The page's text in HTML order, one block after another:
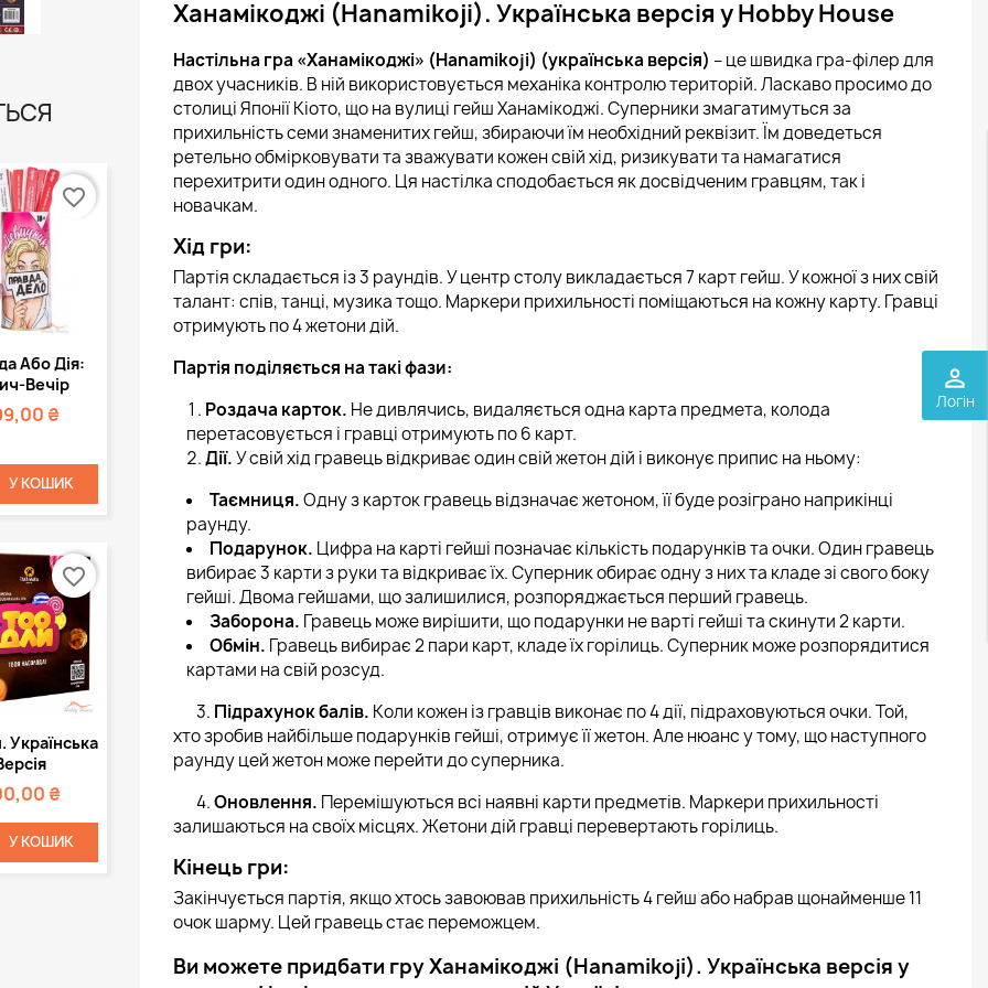
perm_identity
Логін
Або Дія:
Вечір
₴
У КОШИК
favorite_border
Українська
₴
У КОШИК
favorite_border
Ханамікоджі (Hanamikoji). Українська версія у Hobby House
Настільна гра «Ханамікоджі» (Hanamikoji) (українська версія) – це швидка гра-філер для
двох учасників. В ній використовується механіка контролю територій. Ласкаво просимо до
столиці Японії Кіото, що на вулиці гейш Ханамікоджі. Суперники змагатимуться за
прихильність семи знаменитих гейш, збираючи їм необхідний реквізит. Їм доведеться
ретельно обмірковувати та зважувати кожен свій хід, ризикувати та намагатися
перехитрити один одного. Ця настілка сподобається як досвідченим гравцям, так і
новачкам.
Хід гри:
Партія складається із 3 раундів. У центр столу викладається 7 карт гейш. У кожної з них свій
талант: спів, танці, музика тощо. Маркери прихильності поміщаються на кожну карту. Гравці
отримують по 4 жетони дій.
Партія поділяється на такі фази:
Роздача карток. Не дивлячись, видаляється одна карта предмета, колода
перетасовується і гравці отримують по 6 карт.
Дії.У свій хід гравець відкриває один свій жетон дій і виконує припис на ньому:
Таємниця.Одну з карток гравець відзначає жетоном, її буде розіграно наприкінці
раунду.
Подарунок. Цифра на карті гейші позначає кількість подарунків та очки. Один гравець
вибирає 3 карти з руки та відкриває їх. Суперник обирає одну з них та кладе зі свого боку
гейші. Двома гейшами, що залишилися, розпоряджається перший гравець.
Заборона. Гравець може вирішити, що подарунки не варті гейші та скинути 2 карти.
Обмін. Гравець вибирає 2 пари карт, кладе їх горілиць. Суперник може розпорядитися
картами на свій розсуд.
3. Підрахунок балів. Коли кожен із гравців виконає по 4 дії, підраховуються очки. Той,
хто зробив найбільше подарунків гейші, отримує її жетон. Але нюанс у тому, що наступного
раунду цей жетон може перейти до суперника.
4.Оновлення. Перемішуються всі наявні карти предметів. Маркери прихильності
залишаються на своїх місцях. Жетони дій гравці перевертають горілиць.
Кінець гри:
Закінчується партія, якщо хтось завоював прихильність 4 гейш або набрав щонайменше 11
очок шарму. Цей гравець стає переможцем.
Ви можете придбати гру Ханамікоджі (Hanamikoji). Українська версія у